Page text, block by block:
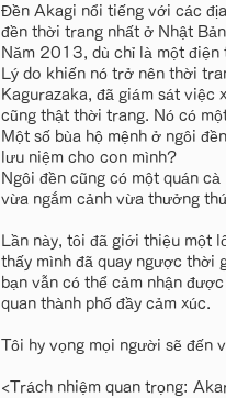
Đền Akagi nổi tiếng với các
đền thời trang nhất ở Nhật
Năm 2013, dù chỉ là một điện
Lý do khiến nó trở nên thời
Kagurazaka, đã giám sát việc
cũng thật thời trang. Nó có
Một số bùa hộ mệnh ở ngôi
lưu niệm cho con mình?
Ngôi đền cũng có một quán
vừa ngắm cảnh vừa thưởng
Lần này, tôi đã giới thiệu một
thấy mình đã quay ngược thời
bạn vẫn có thể cảm nhận
quan thành phố đầy cảm xúc.
Tôi hy vọng mọi người sẽ đến
<Trách nhiệm quan trọng: